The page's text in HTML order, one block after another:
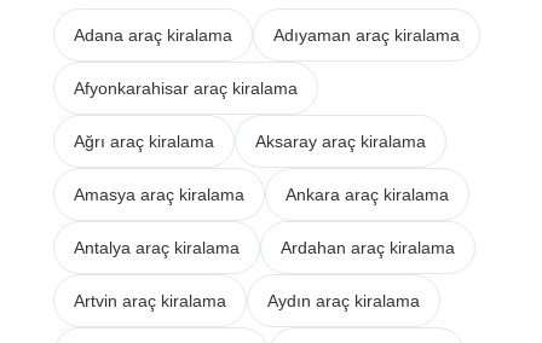
Adana araç kiralama Adıyaman araç kiralama
Afyonkarahisar araç kiralama
Ağrı araç kiralama Aksaray araç kiralama
Amasya araç kiralama Ankara araç kiralama
Antalya araç kiralama Ardahan araç kiralama
Artvin araç kiralama Aydın araç kiralama